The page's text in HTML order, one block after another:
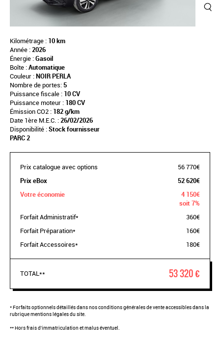
Kilométrage : 10 km
Année :2026
Énergie :Gasoil
Boîte :Automatique
Couleur :NOIR PERLA
Nombre de portes:5
Puissance fiscale : 10 CV
Puissance moteur : 180 CV
Émission CO2 : 182 g/km
Date 1ère M.E.C. :26/02/2026
Disponibilité :Stock fournisseur
PARC 2
Prix catalogue avec options
56 770€
Prix eBox
52 620€
Votre économie
4 150€
soit 7%
Forfait Administratif*
360€
Forfait Préparation*
160€
Forfait Accessoires*
180€
TOTAL** 53 320 €
* Forfaits optionnels détaillés dans nos conditions générales de vente accessibles dans la
rubrique mentions légales du site.
** Hors frais d'immatriculation et malus éventuel.